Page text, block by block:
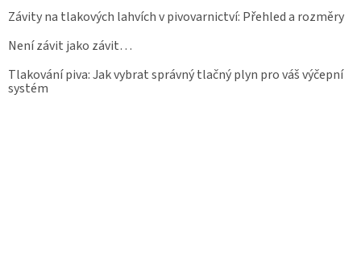
Závity na tlakových lahvích v pivovarnictví: Přehled a rozměry
Není závit jako závit…
Tlakování piva: Jak vybrat správný tlačný plyn pro váš výčepní
systém